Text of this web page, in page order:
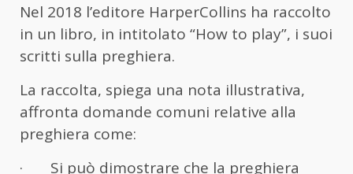
Nel 2018 l’editore HarperCollins ha raccolto
in un libro, in intitolato “How to play”, i suoi
scritti sulla preghiera.
La raccolta, spiega una nota illustrativa,
affronta domande comuni relative alla
preghiera come:
· Si può dimostrare che la preghiera